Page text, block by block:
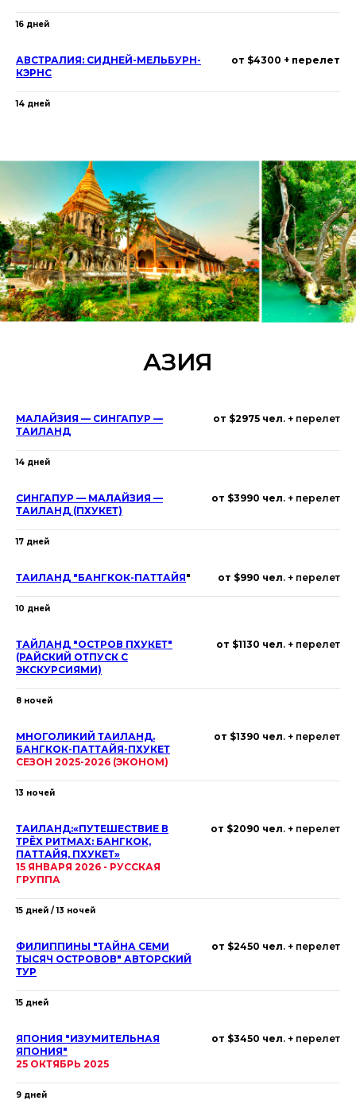
16 дней
АВСТРАЛИЯ: СИДНЕЙ-МЕЛЬБУРН-
КЭРНС
от $4300 + перелет
14 дней
АЗИЯ
МАЛАЙЗИЯ — СИНГАПУР —
ТАИЛАНД
от $2975 чел. + перелет
14 дней
СИНГАПУР — МАЛАЙЗИЯ —
ТАИЛАНД (ПХУКЕТ)
от $3990 чел. + перелет
17 дней
ТАИЛАНД "БАНГКОК-ПАТТАЙЯ" от $990 чел. + перелет
10 дней
ТАЙЛАНД "ОСТРОВ ПХУКЕТ"
(РАЙСКИЙ ОТПУСК С
ЭКСКУРСИЯМИ)
от $1130 чел. + перелет
8 ночей
МНОГОЛИКИЙ ТАИЛАНД.
БАНГКОК-ПАТТАЙЯ-ПХУКЕТ
СЕЗОН 2025-2026 (ЭКОНОМ)
от $1390 чел. + перелет
13 ночей
ТАИЛАНД:«ПУТЕШЕСТВИЕ В
ТРЁХ РИТМАХ: БАНГКОК,
ПАТТАЙЯ, ПХУКЕТ»
15 ЯНВАРЯ 2026 - РУССКАЯ
ГРУППА
от $2090 чел. + перелет
15 дней / 13 ночей
ФИЛИППИНЫ "ТАЙНА СЕМИ
ТЫСЯЧ ОСТРОВОВ" АВТОРСКИЙ
ТУР
от $2450 чел. + перелет
15 дней
ЯПОНИЯ "ИЗУМИТЕЛЬНАЯ
ЯПОНИЯ"
25 ОКТЯБРЬ 2025
от $3450 чел. + перелет
9 дней